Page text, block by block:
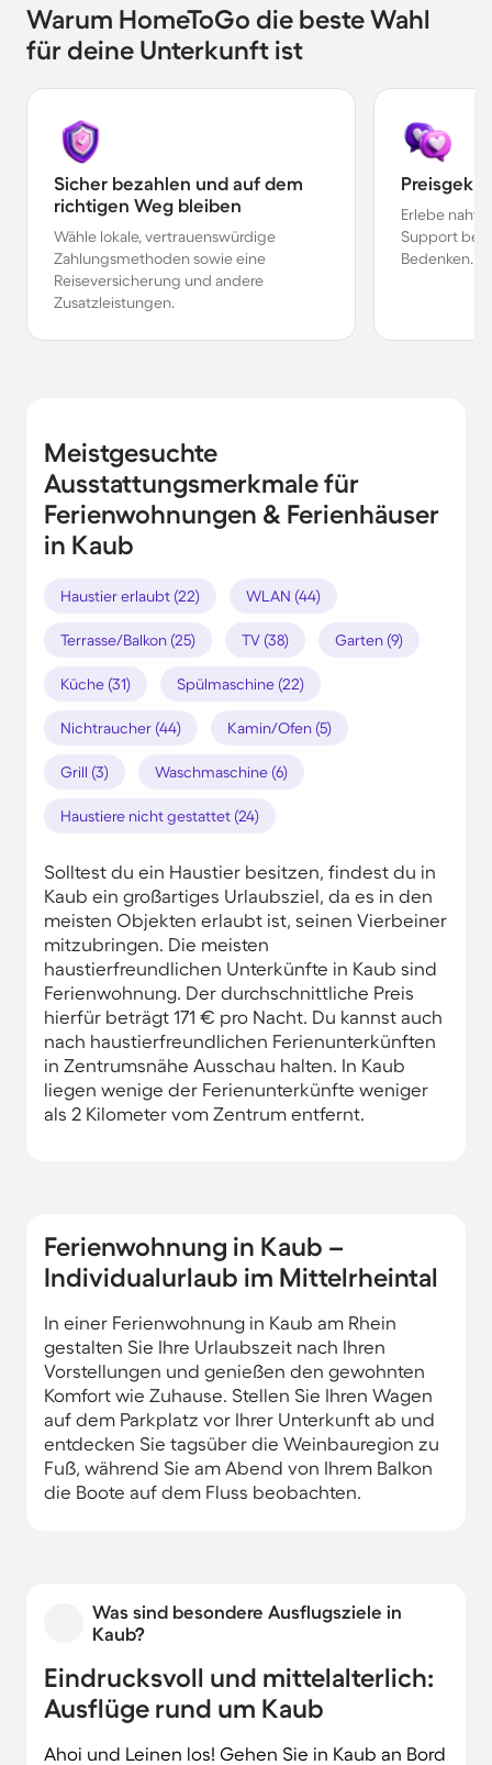
Warum HomeToGo die beste Wahl
für deine Unterkunft ist
Sicher bezahlen und auf dem
richtigen Weg bleiben
Wähle lokale, vertrauenswürdige
Zahlungsmethoden sowie eine
Reiseversicherung und andere
Zusatzleistungen.
Erlebe
Support bei
Bedenken.
Meistgesuchte
Ausstattungsmerkmale für
Ferienwohnungen & Ferienhäuser
in Kaub
Haustier erlaubt (22) WLAN (44)
Terrasse/Balkon (25) TV (38) Garten (9)
Küche (31) Spülmaschine (22)
Nichtraucher (44) Kamin/Ofen (5)
Grill (3) Waschmaschine (6)
Haustiere nicht gestattet (24)
Solltest du ein Haustier besitzen, findest du in
Kaub ein großartiges Urlaubsziel, da es in den
meisten Objekten erlaubt ist, seinen Vierbeiner
mitzubringen. Die meisten
haustierfreundlichen Unterkünfte in Kaub sind
Ferienwohnung. Der durchschnittliche Preis
hierfür beträgt 171 € pro Nacht. Du kannst auch
nach haustierfreundlichen Ferienunterkünften
in Zentrumsnähe Ausschau halten. In Kaub
liegen wenige der Ferienunterkünfte weniger
als 2 Kilometer vom Zentrum entfernt.
Ferienwohnung in Kaub –
Individualurlaub im Mittelrheintal
In einer Ferienwohnung in Kaub am Rhein
gestalten Sie Ihre Urlaubszeit nach Ihren
Vorstellungen und genießen den gewohnten
Komfort wie Zuhause. Stellen Sie Ihren Wagen
auf dem Parkplatz vor Ihrer Unterkunft ab und
entdecken Sie tagsüber die Weinbauregion zu
Fuß, während Sie am Abend von Ihrem Balkon
die Boote auf dem Fluss beobachten.
Was sind besondere Ausflugsziele in
Kaub?
Eindrucksvoll und mittelalterlich:
Ausflüge rund um Kaub
Ahoi und Leinen los! Gehen Sie in Kaub an Bord